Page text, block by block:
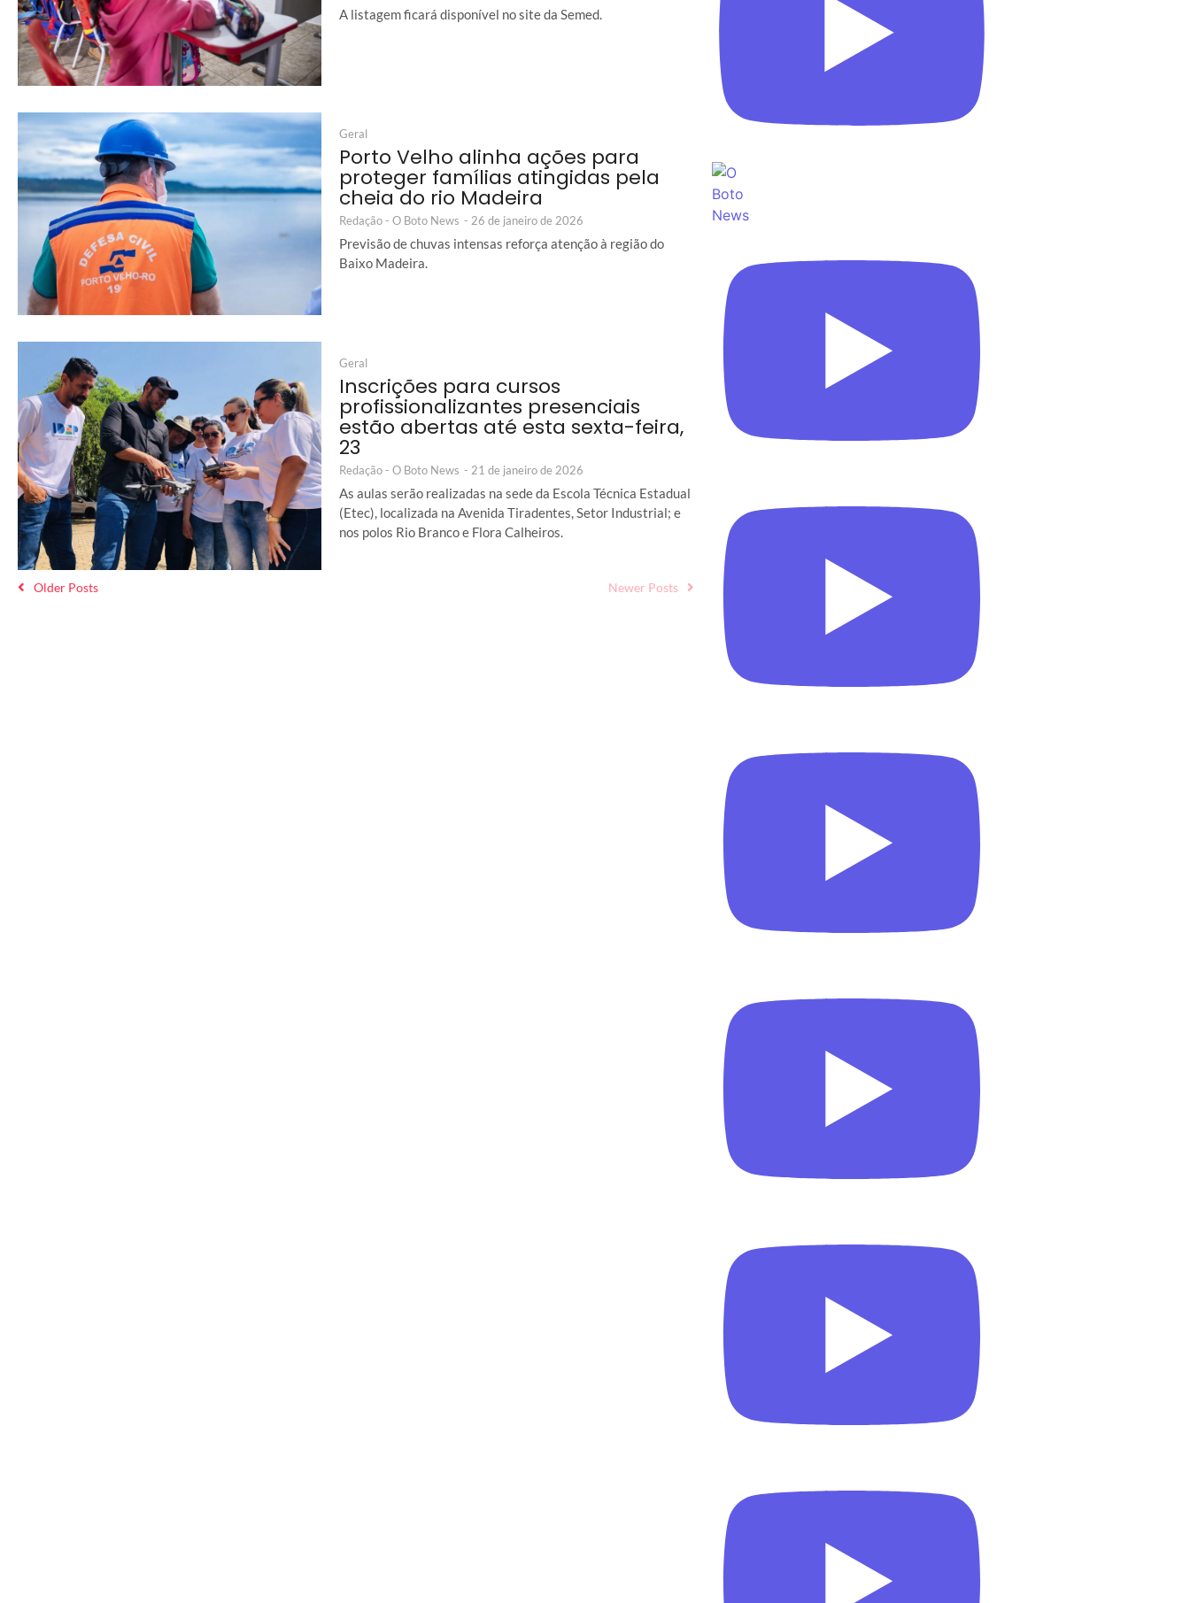
A listagem ficará disponível no site da Semed.
Geral
Porto Velho alinha ações para
proteger famílias atingidas pela
cheia do rio Madeira
Redação - O Boto News - 26 de janeiro de 2026
Previsão de chuvas intensas reforça atenção à região do
Baixo Madeira.
Geral
Inscrições para cursos
profissionalizantes presenciais
estão abertas até esta sexta-feira,
23
Redação - O Boto News - 21 de janeiro de 2026
As aulas serão realizadas na sede da Escola Técnica Estadual
(Etec), localizada na Avenida Tiradentes, Setor Industrial; e
nos polos Rio Branco e Flora Calheiros.
Older Posts Newer Posts